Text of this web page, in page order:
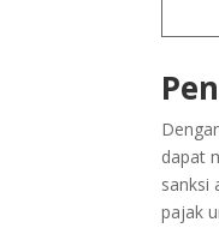
dapat
sanksi
pajak